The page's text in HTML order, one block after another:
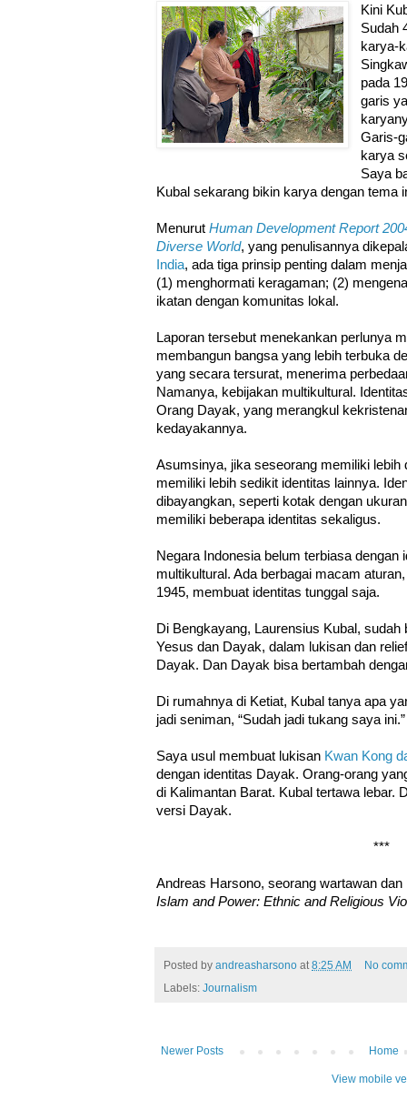
Kini
Sudah
karya-
pada
garis
Garis-
karya
Saya
Kubal sekarang bikin karya dengan tema
Menurut Human Development Report
Diverse World, yang penulisannya
India, ada tiga prinsip penting dalam
(1) menghormati keragaman; (2)
ikatan dengan komunitas lokal.
Laporan tersebut menekankan perlunya
membangun bangsa yang lebih terbuka
yang secara tersurat, menerima
Namanya, kebijakan multikultural.
Orang Dayak, yang merangkul
kedayakannya.
Asumsinya, jika seseorang memiliki lebih
memiliki lebih sedikit identitas lainnya.
dibayangkan, seperti kotak dengan
memiliki beberapa identitas sekaligus.
Negara Indonesia belum terbiasa dengan
multikultural. Ada berbagai macam
1945, membuat identitas tunggal saja.
Di Bengkayang, Laurensius Kubal,
Yesus dan Dayak, dalam lukisan dan
Dayak. Dan Dayak bisa bertambah
Di rumahnya di Ketiat, Kubal tanya apa
jadi seniman, “Sudah jadi tukang saya
Saya usul membuat lukisan Kwan Kong
dengan identitas Dayak. Orang-orang
di Kalimantan Barat. Kubal tertawa lebar.
versi Dayak.
***
Andreas Harsono, seorang wartawan
Islam and Power: Ethnic and Religious
Posted by andreasharsono at 8:25 AM
No
Labels: Journalism
Newer Posts Home
View mobile